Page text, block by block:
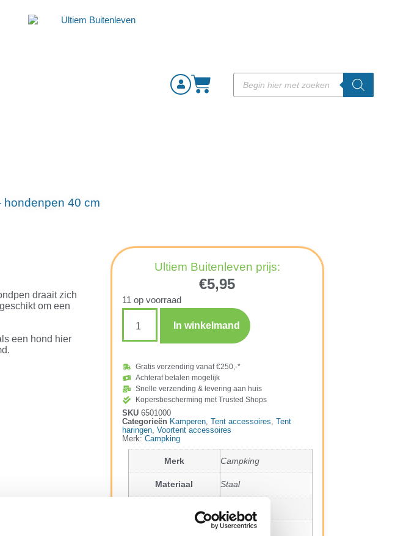
hondenpen 40 cm
draait zich
om een
een hond hier
Ultiem Buitenleven prijs:
€5,95
11 op voorraad
In winkelmand
Gratis verzending vanaf €250,-*
Achteraf betalen mogelijk
Snelle verzending & levering aan huis
Kopersbescherming met Trusted Shops
SKU 6501000
Categorieën Kamperen, Tent accessoires Tent
haringen, Voortent accessoires
Merk: Campking
Merk Campking
Materiaal Staal
0,36 kg